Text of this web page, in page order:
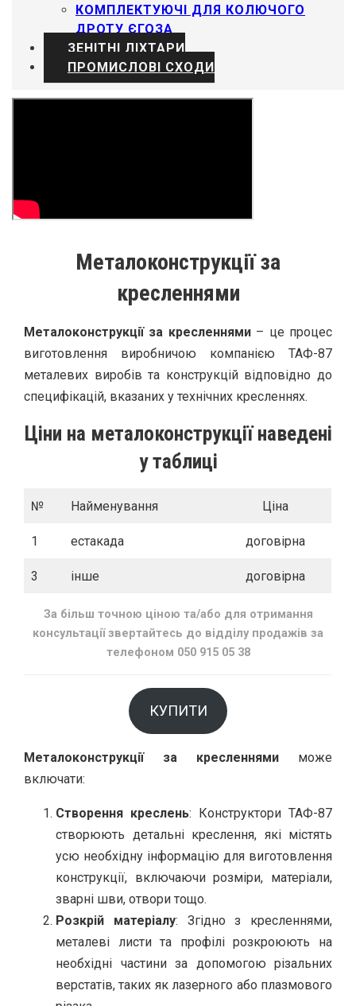
КОМПЛЕКТУЮЧІ ДЛЯ КОЛЮЧОГО
ДРОТУ ЄГОЗА
ЗЕНІТНІ ЛІХТАРИ
ПРОМИСЛОВІ СХОДИ
Металоконструкції за
кресленнями
Металоконструкції за кресленнями– це процес
виготовлення виробничою компанією ТАФ-87
металевих виробів та конструкцій відповідно до
специфікацій, вказаних у технічних кресленнях.
Ціни на металоконструкції наведені
у таблиці
№ Найменування Ціна
1 естакада договірна
3 інше договірна
За більш точною ціною та/або для отримання
консультації звертайтесь до відділу продажів за
телефоном 050 915 05 38
КУПИТИ
Металоконструкції за кресленнями може
включати:
Створення креслень: Конструктори ТАФ-87
створюють детальні креслення, які містять
усю необхідну інформацію для виготовлення
конструкції, включаючи розміри, матеріали,
зварні шви, отвори тощо.
Розкрій матеріалу: Згідно з кресленнями,
металеві листи та профілі розкроюють на
необхідні частини за допомогою різальних
верстатів, таких як лазерного або плазмового